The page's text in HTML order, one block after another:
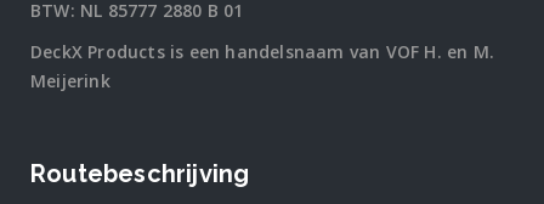
BTW: NL 85777 2880 B 01
DeckX Products is een handelsnaam van VOF H. en M.
Meijerink
Routebeschrijving